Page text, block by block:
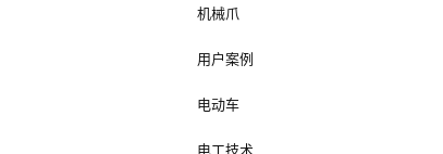
机械爪
用户案例
电动车
电工技术